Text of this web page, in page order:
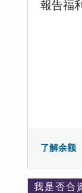
報告福
了解余额
我是否合